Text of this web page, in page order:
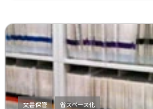
文書保管 省スペース化